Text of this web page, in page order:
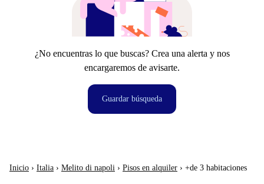
¿No encuentras lo que buscas? Crea una alerta y nos
encargaremos de avisarte.
Guardar búsqueda
Inicio › Italia › Melito di napoli › Pisos en alquiler › +de 3 habitaciones